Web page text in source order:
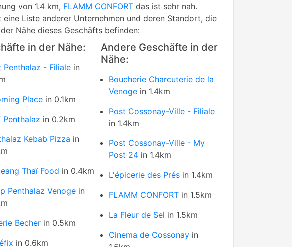
von 1.4 km, FLAMM CONFORT das ist sehr nah.
eine Liste anderer Unternehmen und deren Standort, die
Nähe dieses Geschäfts befinden:
in der Nähe:
Penthalaz - Filiale in
Place in 0.1km
Penthalaz in 0.2km
Kebab Pizza in
Thaï Food in 0.4km
Penthalaz Venoge in
Becher in 0.5km
in 0.6km
Andere Geschäfte in der
Nähe:
Boucherie Charcuterie de la
Venoge in 1.4km
Post Cossonay-Ville - Filiale
in 1.4km
Post Cossonay-Ville - My
Post 24 in 1.4km
L'épicerie des Prés in 1.4km
FLAMM CONFORT in 1.5km
La Fleur de Sel in 1.5km
Cinema de Cossonay in